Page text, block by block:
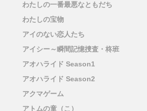
わたしの一番最悪なともだち
わたしの宝物
アイのない恋人たち
アイシー～瞬間記憶捜査・柊班
アオハライド Season1
アオハライド Season2
アクマゲーム
アトムの童（こ）